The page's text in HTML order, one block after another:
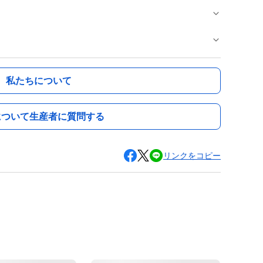
私たちについて
いて生産者に質問する
リンクをコピー